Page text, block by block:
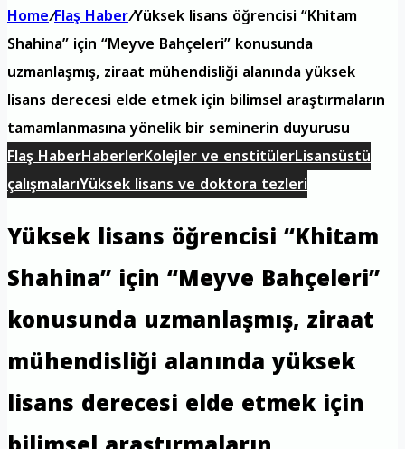
Home/Flaş Haber/Yüksek lisans öğrencisi “Khitam
Shahina” için “Meyve Bahçeleri” konusunda
uzmanlaşmış, ziraat mühendisliği alanında yüksek
lisans derecesi elde etmek için bilimsel araştırmaların
tamamlanmasına yönelik bir seminerin duyurusu
Flaş HaberHaberlerKolejler ve enstitülerLisansüstü
çalışmalarıYüksek lisans ve doktora tezleri
Yüksek lisans öğrencisi “Khitam
Shahina” için “Meyve Bahçeleri”
konusunda uzmanlaşmış, ziraat
mühendisliği alanında yüksek
lisans derecesi elde etmek için